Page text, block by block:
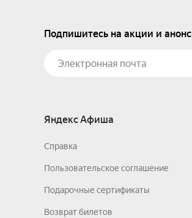
Подпишитесь на акции и
Яндекс Афиша
Справка
Пользовательское соглашение
Подарочные сертификаты
Возврат билетов